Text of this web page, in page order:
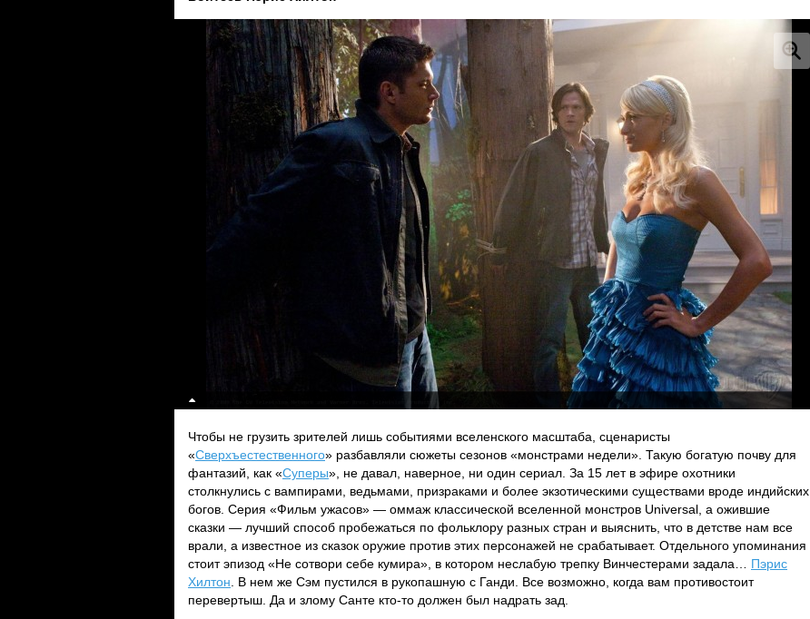
Чтобы не грузить зрителей лишь событиями вселенского масштаба, сценаристы
«Сверхъестественного» разбавляли сюжеты сезонов «монстрами недели». Такую богатую почву для
фантазий, как «Суперы», не давал, наверное, ни один сериал. За 15 лет в эфире охотники
столкнулись с вампирами, ведьмами, призраками и более экзотическими существами вроде индийских
богов. Серия «Фильм ужасов» — оммаж классической вселенной монстров Universal, а ожившие
сказки — лучший способ пробежаться по фольклору разных стран и выяснить, что в детстве нам все
врали, а известное из сказок оружие против этих персонажей не срабатывает. Отдельного упоминания
стоит эпизод «Не сотвори себе кумира», в котором неслабую трепку Винчестерами задала… Пэрис
Хилтон . В нем же Сэм пустился в рукопашную с Ганди. Все возможно, когда вам противостоит
перевертыш. Да и злому Санте кто-то должен был надрать зад.